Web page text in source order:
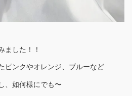
ました！！
ピンクやオレンジ、ブルーなど
、如何様にでも〜